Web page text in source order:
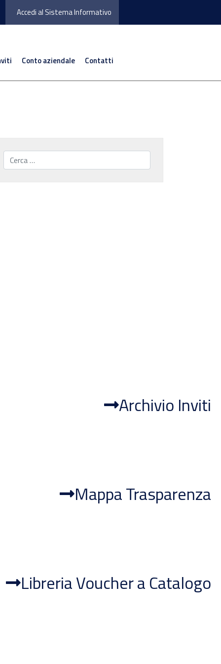
Accedi al Sistema Informativo
Conto aziendale Contatti
Cerca...
Archivio Inviti
Mappa Trasparenza
Libreria Voucher a Catalogo